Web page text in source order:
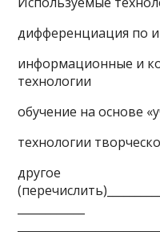
дифференциация по
информационные и
технологии
обучение на основе
технологии
другое